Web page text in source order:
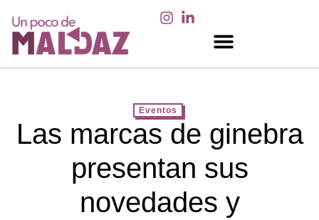
Eventos
Las marcas de ginebra
presentan sus
novedades y